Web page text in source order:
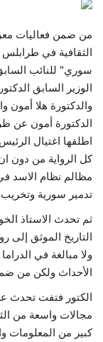
رياضة
فيديو
حياة
من ضمن فعاليات
الثقافية في
سوري" للنائب
الوزير السابق
والدكتورة هلا أمون
الدكتورة أمون عن
اطلقها اغتيال
كل الرواية من دون
مظالم نظام الاسد
تدمير سورية وتخريب
ثم تحدث الاستاذ
التاريخ الموثق
ولا مبالغة في
الأحداث ولكن من
الكتور فتفت تحدث
مجالات واسعة من
كبير من المعلومات